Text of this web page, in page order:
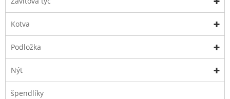
Kotva
Podložka
Nýt
špendlíky